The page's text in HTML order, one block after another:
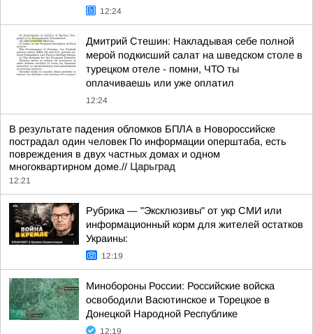
12:24
Дмитрий Стешин: Накладывая себе полной
мерой подкисший салат на шведском столе в
турецком отеле - помни, ЧТО ты
оплачиваешь или уже оплатил
12:24
В результате падения обломков БПЛА в Новороссийске
пострадал один человек По информации оперштаба, есть
повреждения в двух частных домах и одном
многоквартирном доме.// Царьград
12:21
Рубрика — "Эксклюзивы" от укр СМИ или
информационный корм для жителей остатков
Украины:
12:19
Минобороны России: Российские войска
освободили Васютинское и Торецкое в
Донецкой Народной Республике
12:19